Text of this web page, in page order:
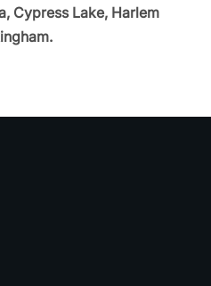
Cypress Lake, Harlem